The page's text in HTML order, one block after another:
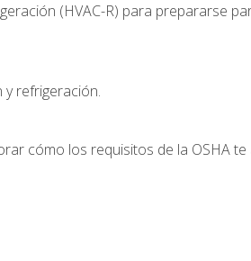
(HVAC-R) para prepararse
refrigeración.
cómo los requisitos de la OSHA